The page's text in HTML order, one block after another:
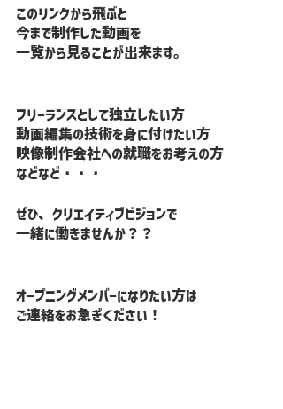
このリンクから飛ぶと
今まで制作した動画を
一覧から見ることが出来ます。
フリーランスとして独立したい方
動画編集の技術を身に付けたい方
映像制作会社への就職をお考えの方
などなど・・・
ぜひ、クリエイティブビジョンで
一緒に働きませんか？？
オープニングメンバーになりたい方は
ご連絡をお急ぎください！